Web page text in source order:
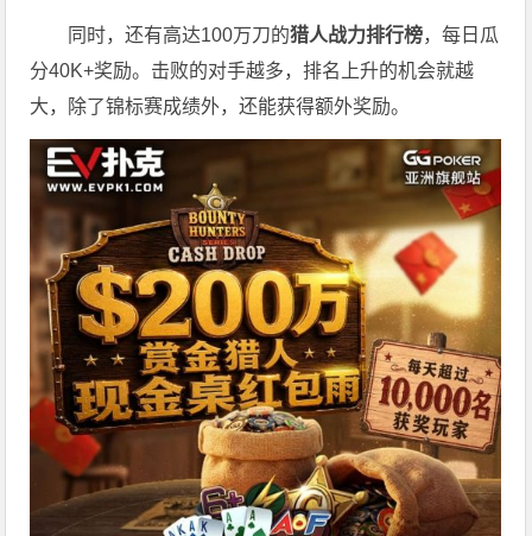
同时，还有高达100万刀的猎人战力排行榜，每日瓜
分40K+奖励。击败的对手越多，排名上升的机会就越
大，除了锦标赛成绩外，还能获得额外奖励。